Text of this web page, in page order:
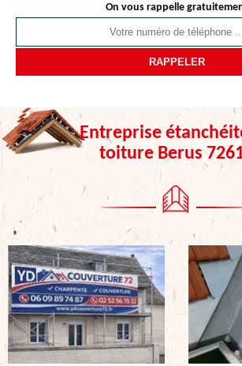
On vous rappelle
Entreprise
toiture Berus